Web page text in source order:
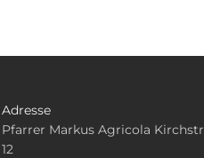
Adresse
Pfarrer Markus Agricola
12